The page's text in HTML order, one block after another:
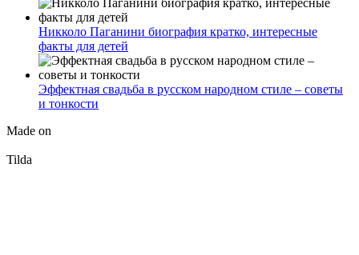
Никколо Паганини биография кратко, интересные
факты для детей
Эффектная свадьба в русском народном стиле – советы
и тонкости
Made on
Tilda